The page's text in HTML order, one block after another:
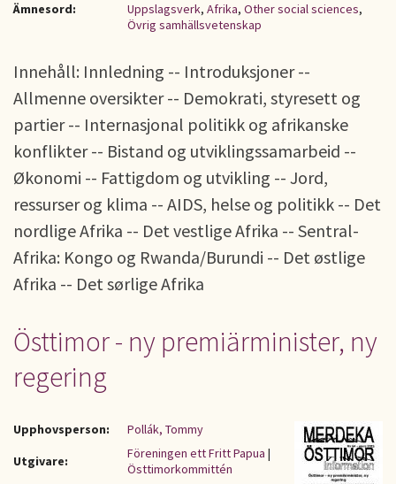
Ämnesord:
Uppslagsverk, Afrika, Other social sciences,
Övrig samhällsvetenskap
Innehåll: Innledning -- Introduksjoner --
Allmenne oversikter -- Demokrati, styresett og
partier -- Internasjonal politikk og afrikanske
konflikter -- Bistand og utviklingssamarbeid --
Økonomi -- Fattigdom og utvikling -- Jord,
ressurser og klima -- AIDS, helse og politikk -- Det
nordlige Afrika -- Det vestlige Afrika -- Sentral-
Afrika: Kongo og Rwanda/Burundi -- Det østlige
Afrika -- Det sørlige Afrika
Östtimor - ny premiärminister, ny
regering
Upphovsperson:
Pollák, Tommy
Utgivare:
Föreningen ett Fritt Papua |
Östtimorkommittén